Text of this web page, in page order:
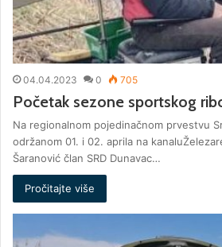
04.04.2023 0 705
Početak sezone sportskog
Na regionalnom pojedinačnom prvestvu
održanom 01. i 02. aprila na
Šaranović član SRD Dunavac…
Pročitajte više